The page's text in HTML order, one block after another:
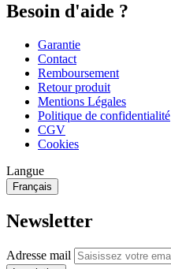
Besoin d'aide ?
Garantie
Contact
Remboursement
Retour produit
Mentions Légales
Politique de confidentialité
CGV
Cookies
Langue
Français
Newsletter
Adresse mail